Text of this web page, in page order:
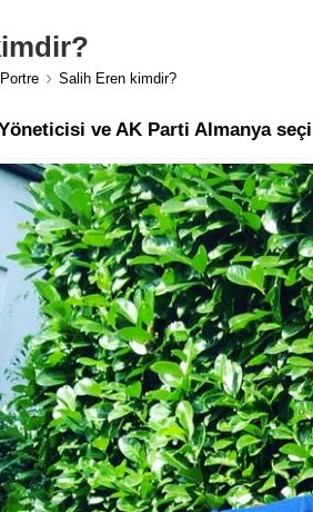
Salih Eren kimdir?
ve AK Parti Almanya